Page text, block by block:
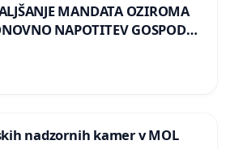
MANDATA OZIROMA
NAPOTITEV GOSPODA
NA VELEPOSLANIŠTVO
V MOSKVI
nadzornih kamer v MOL